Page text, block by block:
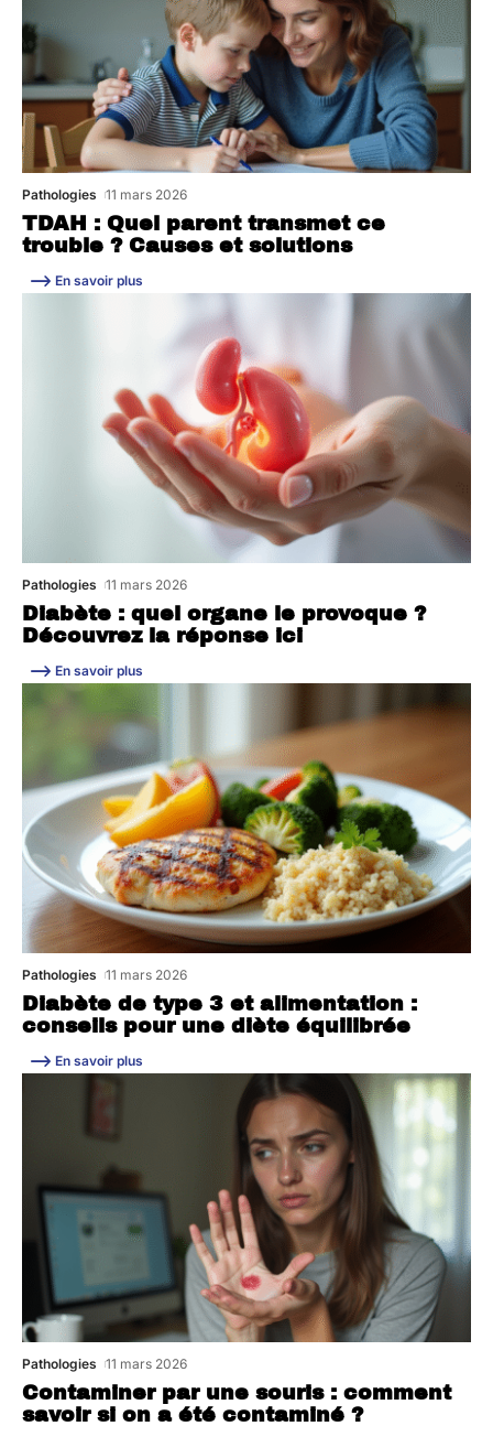
TDAH : Quel parent transmet ce
trouble ? Causes et solutions
Pathologies 11 mars 2026
En savoir plus
Diabète : quel organe le provoque ?
Découvrez la réponse ici
Pathologies 11 mars 2026
En savoir plus
Diabète de type 3 et alimentation :
conseils pour une diète équilibrée
Pathologies 11 mars 2026
En savoir plus
Contaminer par une souris : comment
savoir si on a été contaminé ?
Pathologies 11 mars 2026